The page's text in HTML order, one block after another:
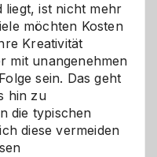
liegt, ist nicht mehr
möchten Kosten
Kreativität
mit unangenehmen
sein. Das geht
hin zu
die typischen
diese vermeiden